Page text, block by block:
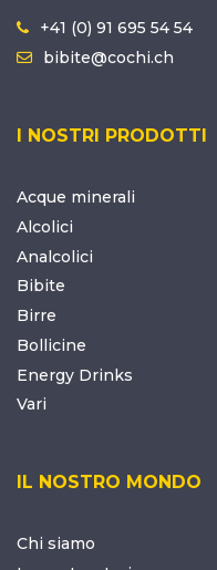
+41 (0) 91 695 54 54
bibite@cochi.ch
I NOSTRI PRODOTTI
Acque minerali
Alcolici
Analcolici
Bibite
Birre
Bollicine
Energy Drinks
Vari
IL NOSTRO MONDO
Chi siamo